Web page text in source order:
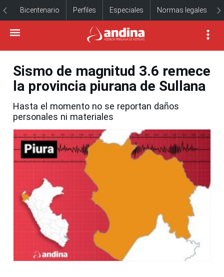
Bicentenario Perfiles Especiales Normas legales
Sismo de magnitud 3.6 remece
la provincia piurana de Sullana
Hasta el momento no se reportan daños
personales ni materiales